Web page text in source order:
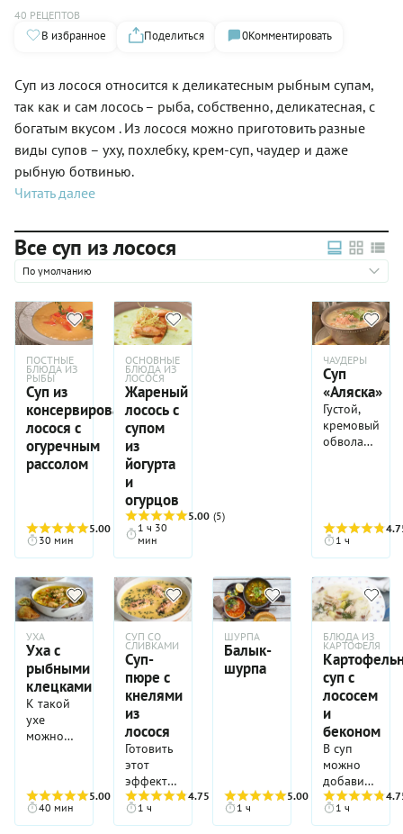
40 РЕЦЕПТОВ
В избранное Поделиться 0Комментировать
Суп из лосося относится к деликатесным рыбным супам,
так как и сам лосось – рыба, собственно, деликатесная, с
богатым вкусом . Из лосося можно приготовить разные
виды супов – уху, похлебку, крем-суп, чаудер и даже
рыбную ботвинью.
Читать далее
Все суп из лосося
По умолчанию
ПОСТНЫЕ
БЛЮДА ИЗ
РЫБЫ
Суп из
консервированного
лосося с
огуречным
рассолом
5.00
30 мин
ОСНОВНЫЕ
БЛЮДА ИЗ
ЛОСОСЯ
Жареный
лосось с
супом
из
йогурта
и
огурцов
5.00 (5)
1 ч 30
мин
ЧАУДЕРЫ
Суп
«Аляска»
Густой,
кремовый,
ломтиками
копченого
бекона,
«Аляска»
хорошо
согревает,
обеспечивая
надолго
приятное
ощущение
сытости.
Этот суп
—
настоящее
кулинарное
путешествие
от
рыбацких
хижин у
1 ч
УХА
Уха с
рыбными
клецками
К такой
ухе
можно
пирожки
из
5.00
(4)
40 мин
СУП СО
СЛИВКАМИ
Суп-
пюре с
кнелями
из
лосося
Готовить
этот
эффектный
суп,
просто
созданный
4.75
(4)
1 ч
ШУРПА
Балык-
шурпа
5.00
(4)
1 ч
БЛЮДА ИЗ
КАРТОФЕЛЯ
суп с
лососем
и
беконом
В суп
можно
добавить
кусочки
копченого
лосося,
1 ч